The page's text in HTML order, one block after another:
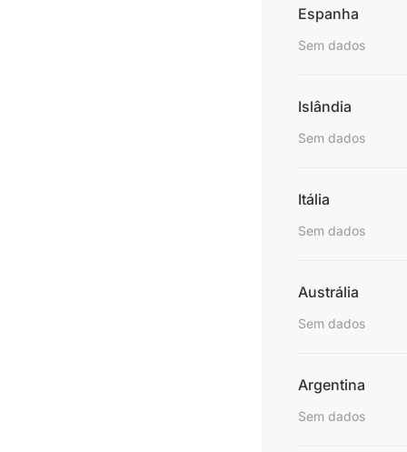
Espanha
Sem dados
Islândia
Sem dados
Itália
Sem dados
Austrália
Sem dados
Argentina
Sem dados